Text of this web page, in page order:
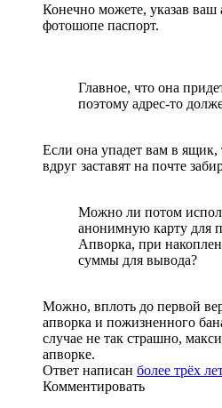
Конечно можете, указав ваш
фотошопе паспорт.
Главное, что она
поэтому адрес-то
Если она упадет вам в ящик,
вдруг заставят на почте
Можно ли потом
анонимную карту для
Апворка, при
суммы для вывода?
Можно, вплоть до первой
апворка и пожизненного
случае не так страшно,
апворке.
Ответ написан более трёх
Комментировать